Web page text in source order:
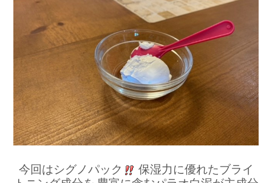
今回はシグノパック
保湿力に優れたブライ